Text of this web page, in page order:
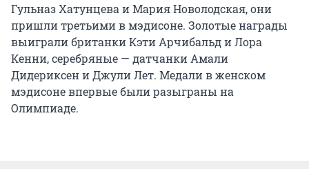
Гульназ Хатунцева и Мария Новолодская, они
пришли третьими в мэдисоне. Золотые награды
выиграли британки Кэти Арчибальд и Лора
Кенни, серебряные — датчанки Амали
Дидериксен и Джули Лет. Медали в женском
мэдисоне впервые были разыграны на
Олимпиаде.